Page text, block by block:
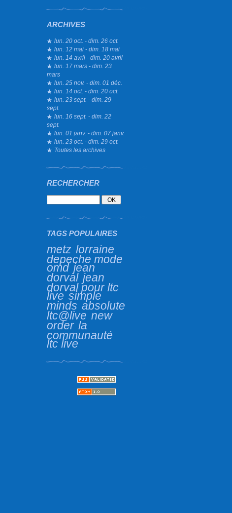
ARCHIVES
lun. 20 oct. - dim. 26 oct.
lun. 12 mai - dim. 18 mai
lun. 14 avril - dim. 20 avril
lun. 17 mars - dim. 23
mars
lun. 25 nov. - dim. 01 déc.
lun. 14 oct. - dim. 20 oct.
lun. 23 sept. - dim. 29
sept.
lun. 16 sept. - dim. 22
sept.
lun. 01 janv. - dim. 07 janv.
lun. 23 oct. - dim. 29 oct.
Toutes les archives
RECHERCHER
TAGS POPULAIRES
metz lorraine
depeche mode
omd jean
dorval jean
dorval pour ltc
live simple
minds absolute
ltc@live new
order la
communauté
ltc live